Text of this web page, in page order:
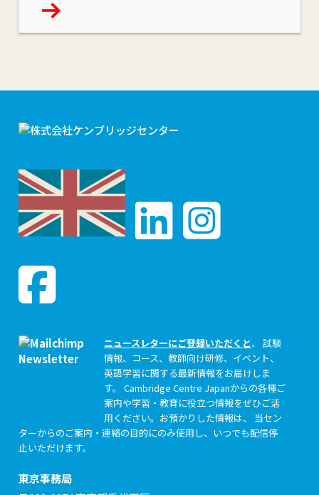
ニュースレターにご登録いただくと、 試験
情報、コース、教師向け研修、イベント、
英語学習に関する最新情報をお届けしま
す。 Cambridge Centre Japanからの各種ご
案内や学習・教育に役立つ情報をぜひご活
用ください。お預かりした情報は、 当セン
ターからのご案内・連絡の目的にのみ使用し、いつでも配信停
止いただけます。
東京事務局